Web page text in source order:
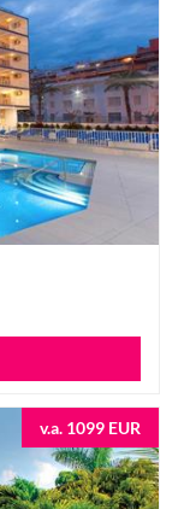
v.a. 1099 EUR